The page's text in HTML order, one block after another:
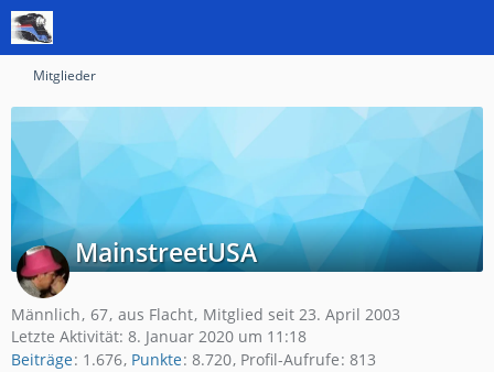
Mitglieder
MainstreetUSA
Männlich 67 aus Flacht Mitglied seit 23. April 2003
Letzte Aktivität: 8. Januar 2020 um 11:18
Beiträge 1.676 Punkte 8.720 Profil-Aufrufe 813